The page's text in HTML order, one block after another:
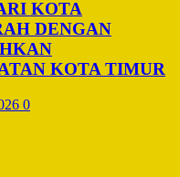
KOTA
DENGAN
KOTA TIMUR
0